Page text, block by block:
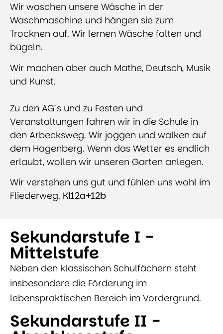
Wir waschen unsere Wäsche in der
Waschmaschine und hängen sie zum
Trocknen auf. Wir lernen Wäsche falten und
bügeln.
Wir machen aber auch Mathe, Deutsch, Musik
und Kunst.
Zu den AG´s und zu Festen und
Veranstaltungen fahren wir in die Schule in
den Arbecksweg. Wir joggen und walken auf
dem Hagenberg. Wenn das Wetter es endlich
erlaubt, wollen wir unseren Garten anlegen.
Wir verstehen uns gut und fühlen uns wohl im
Fliederweg. Kl12a+12b
Sekundarstufe I -
Mittelstufe
Neben den klassischen Schulfächern steht
insbesondere die Förderung im
lebenspraktischen Bereich im Vordergrund.
Sekundarstufe II -